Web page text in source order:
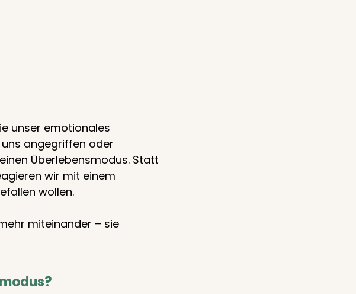
unser emotionales
angegriffen oder
Überlebensmodus. Statt
wir mit einem
wollen.
miteinander – sie